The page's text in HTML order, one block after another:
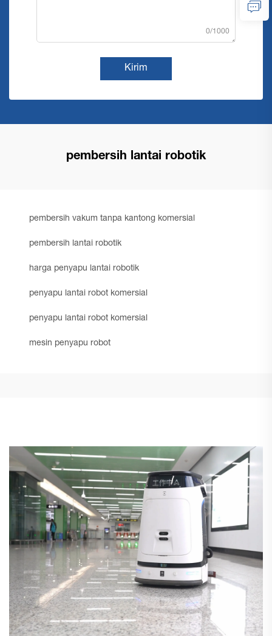
0/1000
Kirim
pembersih lantai robotik
pembersih vakum tanpa kantong komersial
pembersih lantai robotik
harga penyapu lantai robotik
penyapu lantai robot komersial
penyapu lantai robot komersial
mesin penyapu robot